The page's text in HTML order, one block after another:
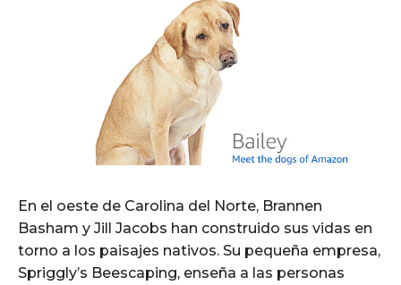
En el oeste de Carolina del Norte, Brannen
Basham y Jill Jacobs han construido sus vidas en
torno a los paisajes nativos. Su pequeña empresa,
Spriggly’s Beescaping, enseña a las personas